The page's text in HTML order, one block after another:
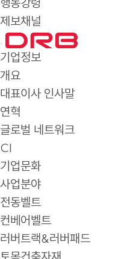
제보채널
기업정보
개요
대표이사 인사말
연혁
글로벌 네트워크
CI
기업문화
사업분야
전동벨트
컨베어벨트
러버트랙&러버패드